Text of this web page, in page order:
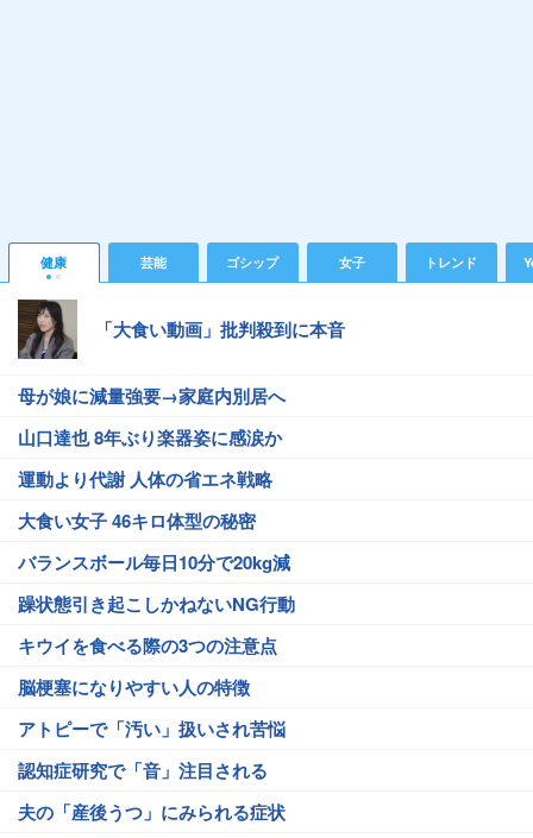
健康 芸能 ゴシップ 女子 トレンド
「大食い動画」批判殺到に本音
母が娘に減量強要→家庭内別居へ
山口達也 8年ぶり楽器姿に感涙か
運動より代謝 人体の省エネ戦略
大食い女子 46キロ体型の秘密
バランスボール毎日10分で20kg減
躁状態引き起こしかねないNG行動
キウイを食べる際の3つの注意点
脳梗塞になりやすい人の特徴
アトピーで「汚い」扱いされ苦悩
認知症研究で「音」注目される
夫の「産後うつ」にみられる症状